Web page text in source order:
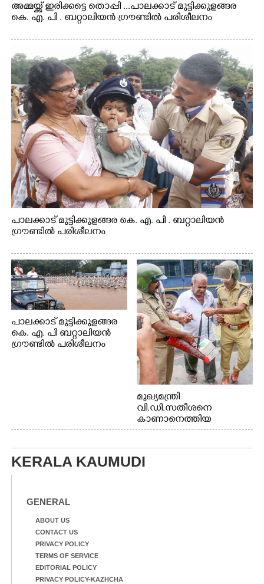
അമ്മയ്ക്ക് ഇരിക്കട്ടെ തൊപ്പി ...പാലക്കാട് മുട്ടിക്കുളങ്ങര
കെ. എ. പി . ബറ്റാലിയൻ ഗ്രൗണ്ടിൽ പരിശീലനം
പാലക്കാട് മുട്ടിക്കുളങ്ങര കെ. എ. പി . ബറ്റാലിയൻ
ഗ്രൗണ്ടിൽ പരിശീലനം
പാലക്കാട് മുട്ടിക്കുളങ്ങര
കെ. എ. പി ബറ്റാലിയൻ
ഗ്രൗണ്ടിൽ പരിശീലനം
മുഖ്യമന്ത്രി
വി.ഡി.സതീശനെ
കാണാനെത്തിയ
മോഹനൻ നായർ
KERALA KAUMUDI
GENERAL
ABOUT US
CONTACT US
PRIVACY POLICY
TERMS OF SERVICE
EDITORIAL POLICY
PRIVACY POLICY-KAZHCHA